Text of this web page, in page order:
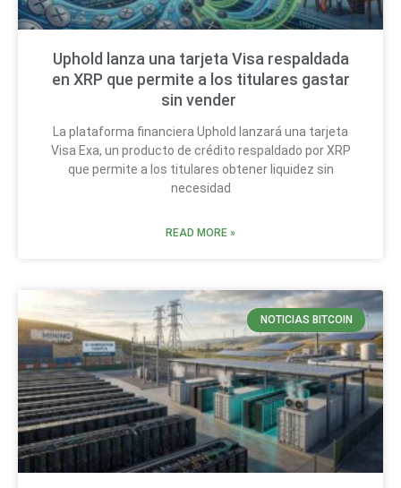
Uphold lanza una tarjeta Visa respaldada
en XRP que permite a los titulares gastar
sin vender
La plataforma financiera Uphold lanzará una tarjeta
Visa Exa, un producto de crédito respaldado por XRP
que permite a los titulares obtener liquidez sin
necesidad
READ MORE »
NOTICIAS BITCOIN